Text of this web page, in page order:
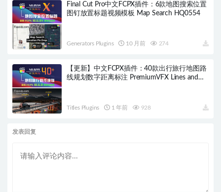
Final Cut Pro中文FCPX插件：6款地图搜索位置
图钉放置标题视频模板 Map Search HQ0554
Generators Plugins 10 月前 274
【更新】中文FCPX插件：40款出行旅行地图路
线规划数字距离标注 PremiumVFX Lines and
Titles Plugins 1 年前 928
发表回复